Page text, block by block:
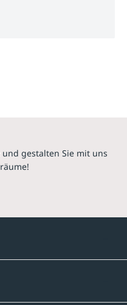
gestalten Sie mit uns